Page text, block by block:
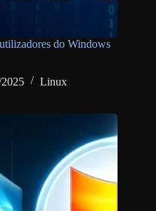
do Windows
Linux